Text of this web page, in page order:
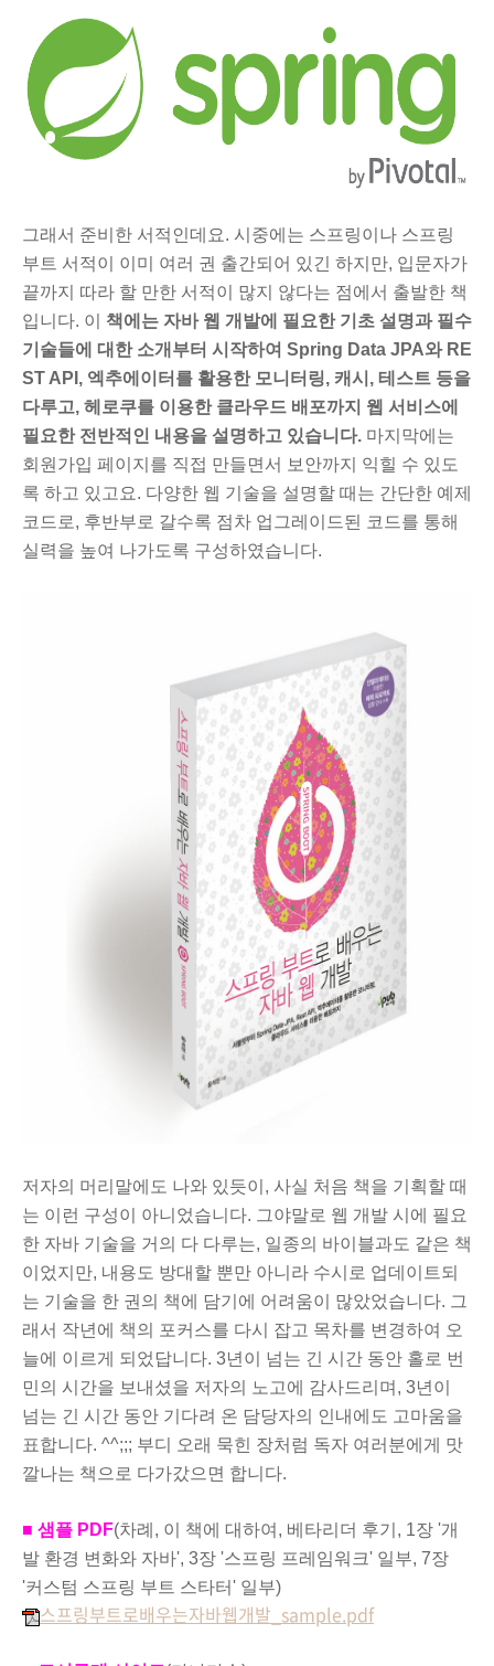
그래서 준비한 서적인데요. 시중에는 스프링이나 스프링
부트 서적이 이미 여러 권 출간되어 있긴 하지만, 입문자가
끝까지 따라 할 만한 서적이 많지 않다는 점에서 출발한 책
입니다. 이
책에는 자바 웹 개발에 필요한 기초 설명과 필수
기술들에 대한 소개부터 시작하여 Spring Data JPA와RE
ST API, 엑추에이터를 활용한 모니터링, 캐시, 테스트 등을
다루고, 헤로쿠를 이용한 클라우드 배포까지 웹 서비스에
필요한 전반적인 내용을 설명하고 있습니다. 마지막에는
회원가입 페이지를 직접 만들면서 보안까지 익힐 수 있도
록 하고 있고요. 다양한 웹 기술을 설명할 때는 간단한 예제
코드로, 후반부로 갈수록 점차 업그레이드된 코드를 통해
실력을 높여 나가도록 구성하였습니다.
저자의 머리말에도 나와 있듯이, 사실 처음 책을 기획할 때
는 이런 구성이 아니었습니다. 그야말로 웹 개발 시에 필요
한 자바 기술을 거의 다 다루는, 일종의 바이블과도 같은 책
이었지만, 내용도 방대할 뿐만 아니라 수시로 업데이트되
는 기술을 한 권의 책에
담기에 어려움이 많았었습니다. 그
래서 작년에 책의 포커스를 다시 잡고 목차를 변경하여 오
늘에 이르게 되었답니다. 3년이 넘는 긴 시간 동안 홀로 번
민의 시간을 보내셨을 저자의 노고에 감사드리며, 3년이
넘는 긴 시간 동안 기다려 온 담당자의 인내에도 고마움을
표합니다. ^^;;; 부디 오래 묵힌 장처럼 독자 여러분에게 맛
깔나는 책으로 다가갔으면 합니다.
■ 샘플 PDF(차례, 이 책에 대하여, 베타리더 후기, 1장 '개
발 환경 변화와 자바', 3장 '스프링 프레임워크' 일부, 7장
'커스텀 스프링 부트 스타터' 일부)
스프링부트로배우는자바웹개발_sample.pdf